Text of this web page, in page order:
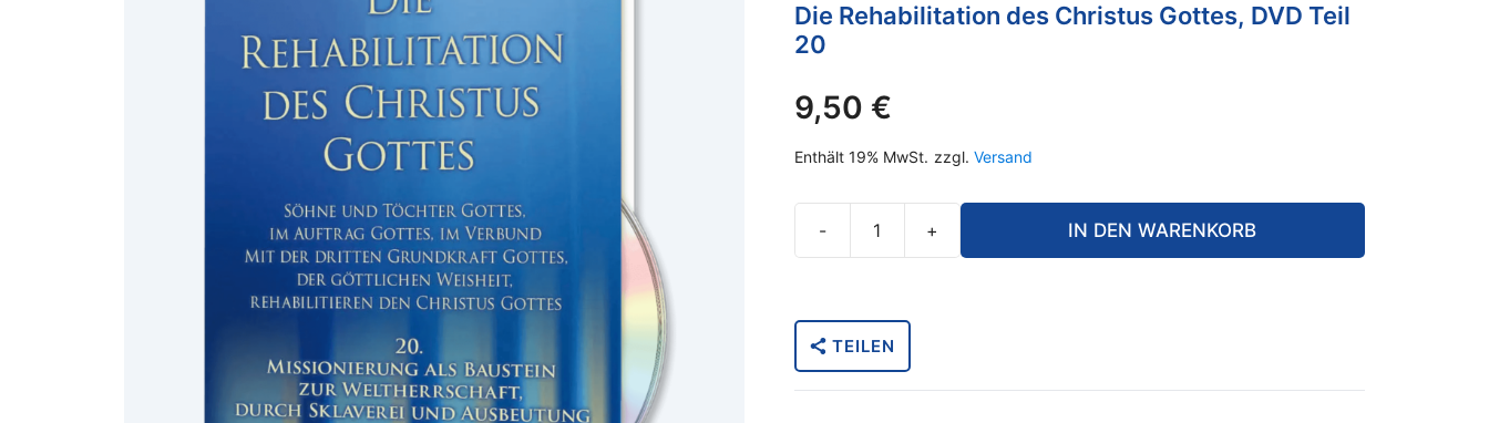
Die Rehabilitation des Christus Gottes, DVD Teil
20
9,50 €
Enthält 19% MwSt. zzgl. Versand
-
Missionierung
zur
Weltherrschaft,
+ IN DEN WARENKORB
TEILEN